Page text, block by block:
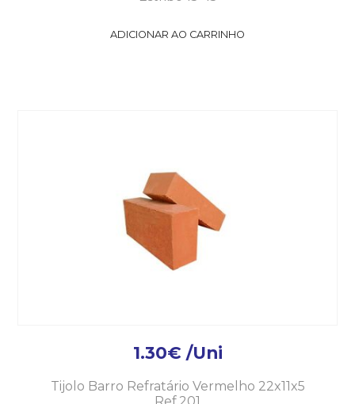
ADICIONAR AO CARRINHO
1.30€ /Uni
Tijolo Barro Refratário Vermelho 22x11x5
Ref.201